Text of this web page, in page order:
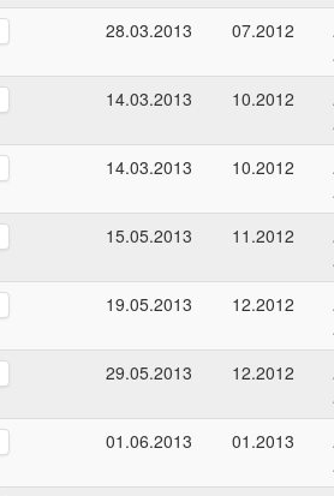
28.03.2013
07.2012
14.03.2013
10.2012
14.03.2013
10.2012
15.05.2013
11.2012
19.05.2013
12.2012
29.05.2013
12.2012
01.06.2013
01.2013